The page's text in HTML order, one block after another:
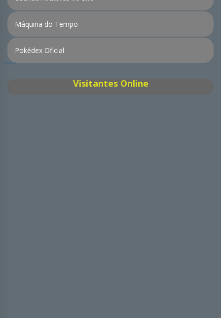
Máquina do Tempo
Pokédex Oficial
Visitantes Online